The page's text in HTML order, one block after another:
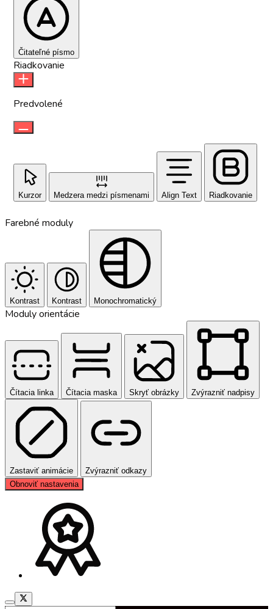
Čitateľné písmo
Riadkovanie
Predvolené
Kurzor Medzera medzi písmenami Align Text Riadkovanie
Farebné moduly
Kontrast Kontrast Monochromatický
Moduly orientácie
Čítacia linka Čítacia maska Skryť obrázky Zvýrazniť nadpisy
Zastaviť animácie
Zvýrazniť odkazy
Obnoviť nastavenia